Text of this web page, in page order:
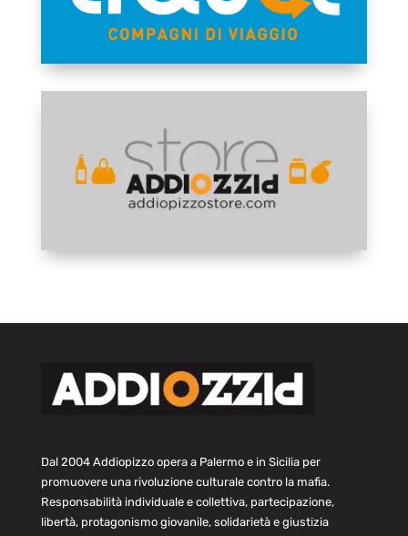
Dal 2004 Addiopizzo opera a Palermo e in Sicilia per
promuovere una rivoluzione culturale contro la mafia.
Responsabilità individuale e collettiva, partecipazione,
libertà, protagonismo giovanile, solidarietà e giustizia